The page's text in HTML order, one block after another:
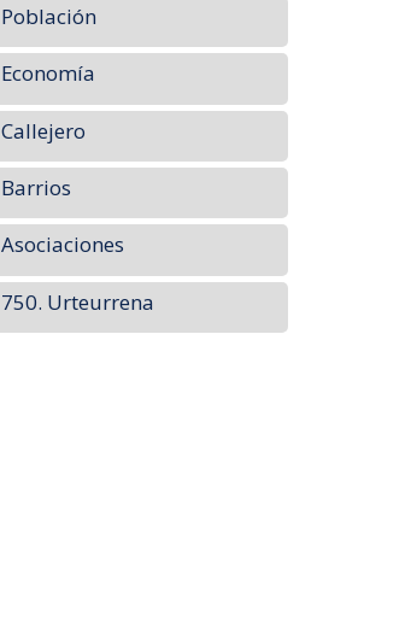
Población
Economía
Callejero
Barrios
Asociaciones
750. Urteurrena